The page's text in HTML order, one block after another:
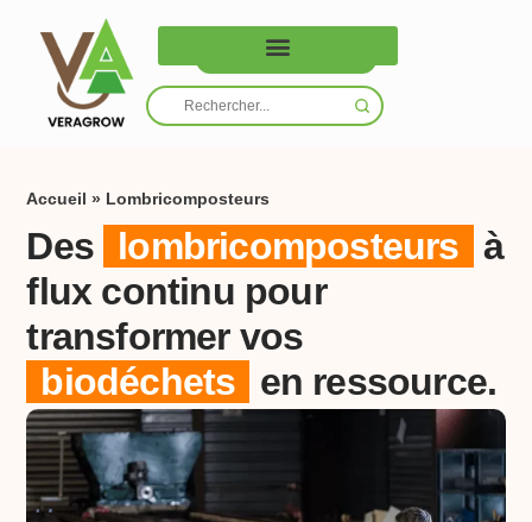
Nous contacter
Accueil » Lombricomposteurs
Des lombricomposteurs à
flux continu pour
transformer vos
biodéchets
en ressource.